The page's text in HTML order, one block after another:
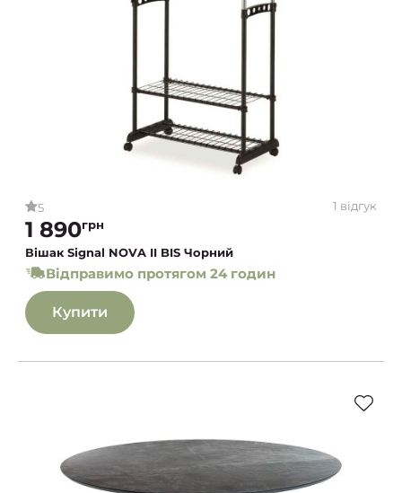
5 1 відгук
1 890грн
Вішак Signal NOVA II BIS Чорний
Відправимо протягом 24 годин
Купити